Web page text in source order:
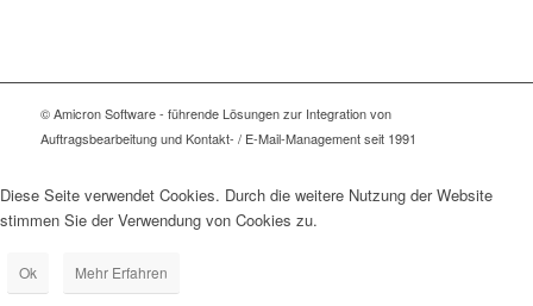
© Amicron Software - führende Lösungen zur Integration von
Auftragsbearbeitung und Kontakt- / E-Mail-Management seit 1991
Diese Seite verwendet Cookies. Durch die weitere Nutzung der Website
stimmen Sie der Verwendung von Cookies zu.
Ok Mehr Erfahren